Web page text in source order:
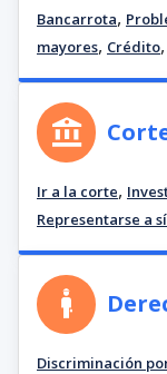
Bancarrota,
mayores, Crédito,
Ir a la corte,
Representarse a
Discriminación